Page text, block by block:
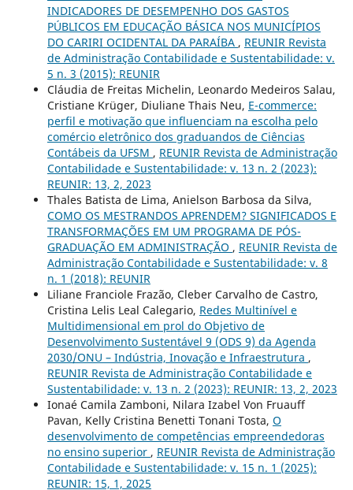
INDICADORES DE DESEMPENHO DOS GASTOS
PÚBLICOS EM EDUCAÇÃO BÁSICA NOS MUNICÍPIOS
DO CARIRI OCIDENTAL DA PARAÍBA , REUNIR Revista
de Administração Contabilidade e Sustentabilidade: v.
5 n. 3 (2015): REUNIR
Cláudia de Freitas Michelin, Leonardo Medeiros Salau,
Cristiane Krüger, Diuliane Thais Neu, E-commerce:
perfil e motivação que influenciam na escolha pelo
comércio eletrônico dos graduandos de Ciências
Contábeis da UFSM , REUNIR Revista de Administração
Contabilidade e Sustentabilidade: v. 13 n. 2 (2023):
REUNIR: 13, 2, 2023
Thales Batista de Lima, Anielson Barbosa da Silva,
COMO OS MESTRANDOS APRENDEM? SIGNIFICADOS E
TRANSFORMAÇÕES EM UM PROGRAMA DE PÓS-
GRADUAÇÃO EM ADMINISTRAÇÃO , REUNIR Revista de
Administração Contabilidade e Sustentabilidade: v. 8
n. 1 (2018): REUNIR
Liliane Franciole Frazão, Cleber Carvalho de Castro,
Cristina Lelis Leal Calegario, Redes Multinível e
Multidimensional em prol do Objetivo de
Desenvolvimento Sustentável 9 (ODS 9) da Agenda
2030/ONU – Indústria, Inovação e Infraestrutura ,
REUNIR Revista de Administração Contabilidade e
Sustentabilidade: v. 13 n. 2 (2023): REUNIR: 13, 2, 2023
Ionaé Camila Zamboni, Nilara Izabel Von Fruauff
Pavan, Kelly Cristina Benetti Tonani Tosta, O
desenvolvimento de competências empreendedoras
no ensino superior , REUNIR Revista de Administração
Contabilidade e Sustentabilidade: v. 15 n. 1 (2025):
REUNIR: 15, 1, 2025